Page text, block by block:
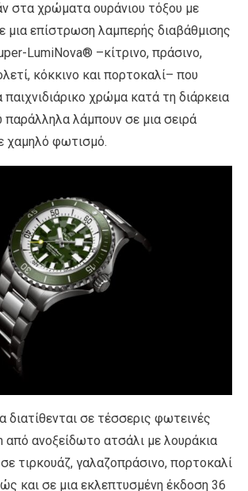
στα χρώματα ουράνιου τόξου με
μια επίστρωση λαμπερής διαβάθμισης
LumiNova® –κίτρινο, πράσινο,
κόκκινο και πορτοκαλί– που
χρώμα κατά τη διάρκεια
παράλληλα λάμπουν σε μια σειρά
φωτισμό.
διατίθενται σε τέσσερις φωτεινές
από ανοξείδωτο ατσάλι με λουράκια
τιρκουάζ, γαλαζοπράσινο, πορτοκαλί
και σε μια εκλεπτυσμένη έκδοση 36